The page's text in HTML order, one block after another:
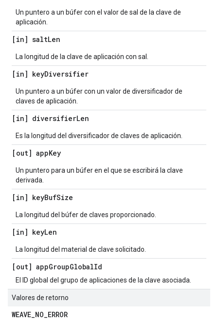
Un puntero a un búfer con el valor de sal de la clave de
aplicación.
[in] saltLen
La longitud de la clave de aplicación con sal.
[in] keyDiversifier
Un puntero a un búfer con un valor de diversificador de
claves de aplicación.
[in] diversifierLen
Es la longitud del diversificador de claves de aplicación.
[out] appKey
Un puntero para un búfer en el que se escribirá la clave
derivada.
[in] keyBufSize
La longitud del búfer de claves proporcionado.
[in] keyLen
La longitud del material de clave solicitado.
[out] appGroupGlobalId
El ID global del grupo de aplicaciones de la clave asociada.
Valores de retorno
WEAVE_NO_ERROR